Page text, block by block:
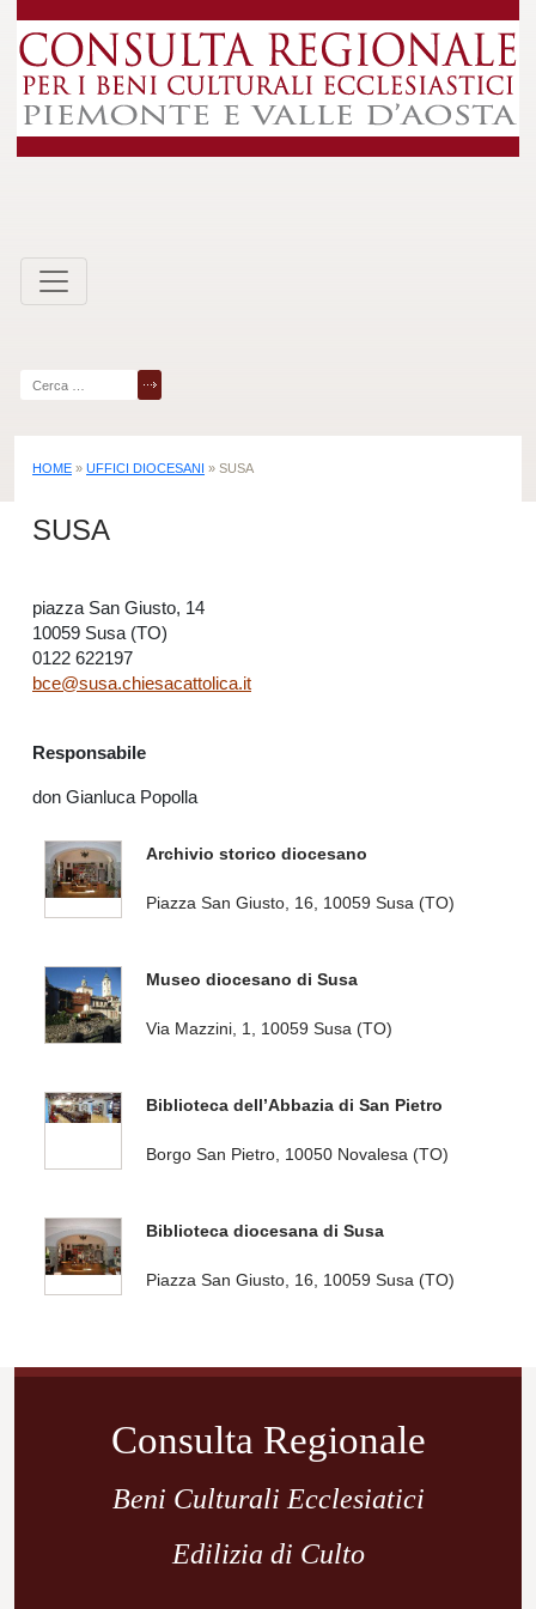
to
content
per:
HOME » UFFICI DIOCESANI » SUSA
SUSA
piazza San Giusto, 14
10059 Susa (TO)
0122 622197
bce@susa.chiesacattolica.it
Responsabile
don Gianluca Popolla
Archivio storico diocesano
Piazza San Giusto, 16, 10059 Susa (TO)
Museo diocesano di Susa
Via Mazzini, 1, 10059 Susa (TO)
Biblioteca dell’Abbazia di San Pietro
Borgo San Pietro, 10050 Novalesa (TO)
Biblioteca diocesana di Susa
Piazza San Giusto, 16, 10059 Susa (TO)
Navigazione
Consulta Regionale
Beni Culturali Ecclesiatici
Edilizia di Culto